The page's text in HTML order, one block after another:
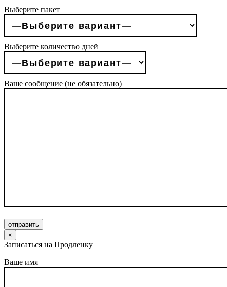
Выберите пакет
Выберите количество дней
Ваше сообщение (не обязательно)
отправить
×
Записаться на Продленку
Ваше имя